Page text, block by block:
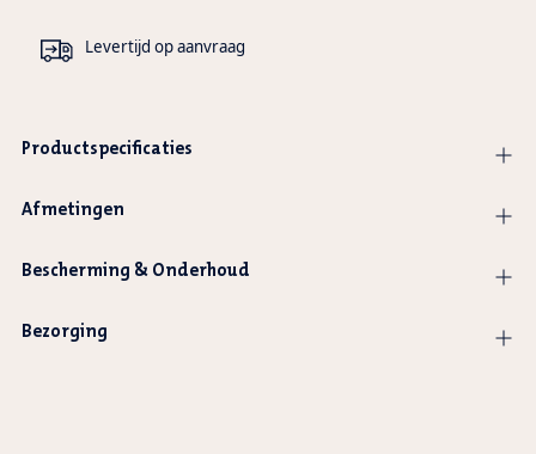
Levertijd op aanvraag
Productspecificaties
Afmetingen
Bescherming & Onderhoud
Bezorging